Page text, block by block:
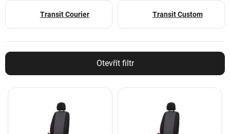
Transit Courier Transit Custom
Otevřít filtr
V